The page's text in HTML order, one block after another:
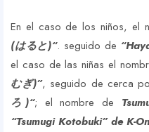
En el caso de los niños, el
(はると)“. seguido de
el caso de las niñas el
むぎ)”, seguido de cerca
ろ)“; el nombre de
“Tsumugi Kotobuki” de K-